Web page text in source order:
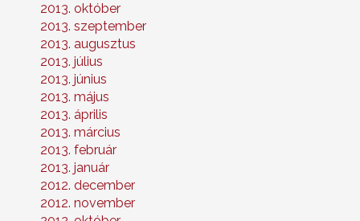
2013. október
2013. szeptember
2013. augusztus
2013. július
2013. június
2013. május
2013. április
2013. március
2013. február
2013. január
2012. december
2012. november